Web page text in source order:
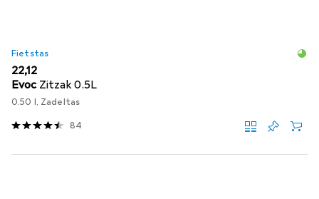
Fietstas
EUR
22,12
Evoc Zitzak 0.5L
0.50 l, Zadeltas
84